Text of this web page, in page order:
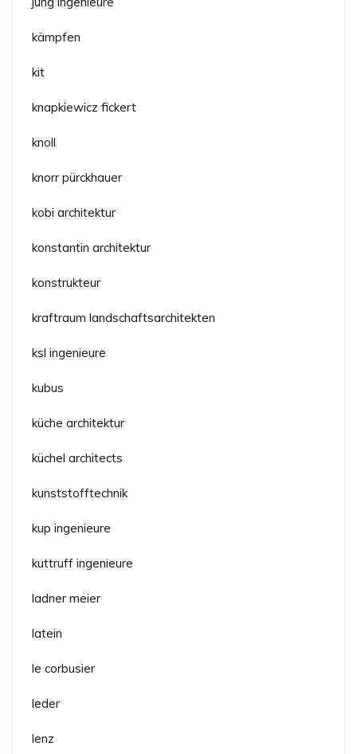
kämpfen
kit
knapkiewicz fickert
knoll
knorr pürckhauer
kobi architektur
konstantin architektur
konstrukteur
kraftraum landschaftsarchitekten
ksl ingenieure
kubus
küche architektur
küchel architects
kunststofftechnik
kup ingenieure
kuttruff ingenieure
ladner meier
latein
le corbusier
leder
lenz